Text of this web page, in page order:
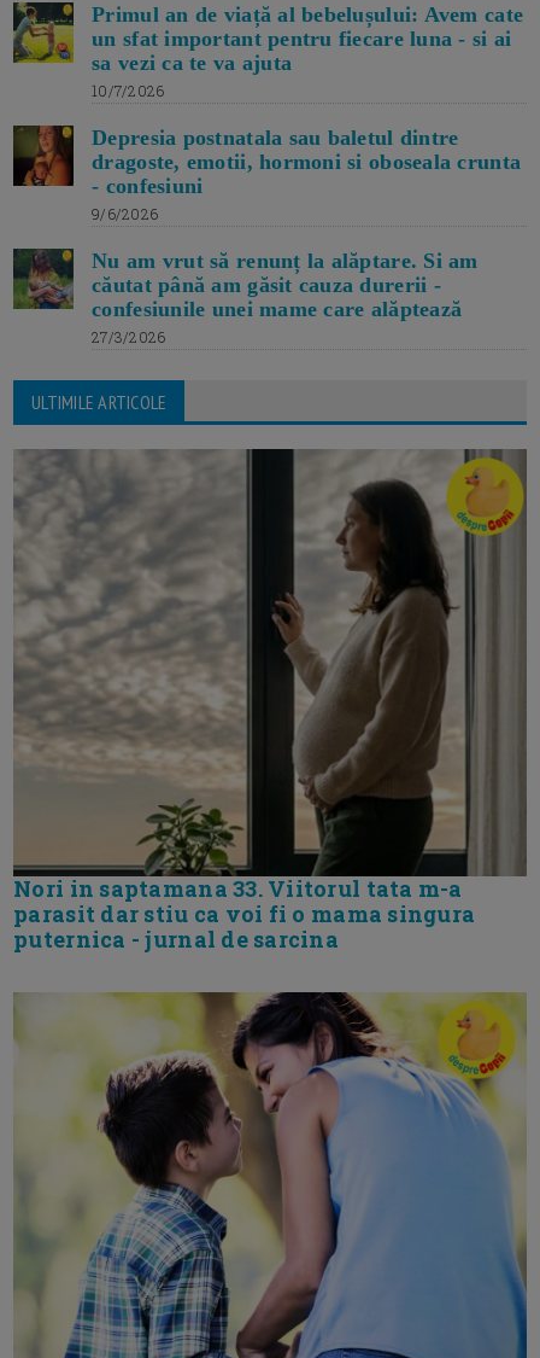
Primul an de viață al bebelușului: Avem cate
un sfat important pentru fiecare luna - si ai
sa vezi ca te va ajuta
10/7/2026
Depresia postnatala sau baletul dintre
dragoste, emotii, hormoni si oboseala crunta
- confesiuni
9/6/2026
Nu am vrut să renunț la alăptare. Si am
căutat până am găsit cauza durerii -
confesiunile unei mame care alăptează
27/3/2026
ULTIMILE ARTICOLE
Nori in saptamana 33. Viitorul tata m-a
parasit dar stiu ca voi fi o mama singura
puternica - jurnal de sarcina